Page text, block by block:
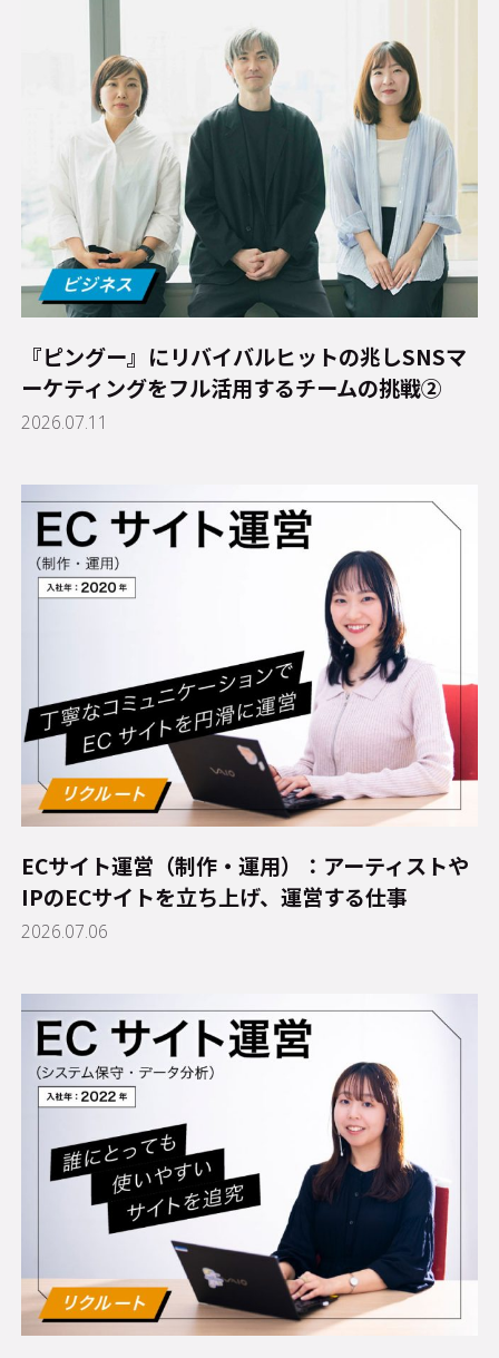
『ピングー』にリバイバルヒットの兆し――SNSマ
ーケティングをフル活用するチームの挑戦②
2026.07.11
ECサイト運営（制作・運用）：アーティストや
IPのECサイトを立ち上げ、運営する仕事
2026.07.06